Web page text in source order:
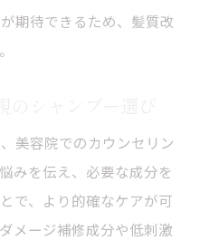
期待できるため、髪質改
美容院でのカウンセリン
みを伝え、必要な成分を
で、より的確なケアが可
メージ補修成分や低刺激